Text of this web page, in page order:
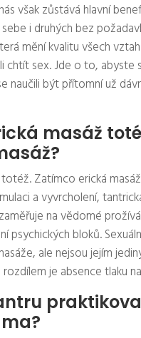
však zůstává hlavní
i druhých bez
mění kvalitu všech
chtít sex. Jde o to, abyste
naučili být přítomní už
masáž
Zatímco erická
a vyvrcholení,
na vědomé
psychických bloků.
ale nejsou jejím
rozdílem je absence tlaku